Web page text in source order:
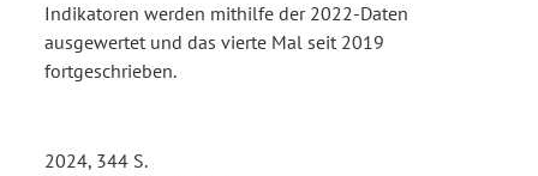
Indikatoren werden mithilfe der 2022-Daten
ausgewertet und das vierte Mal seit 2019
fortgeschrieben.
2024, 344 S.